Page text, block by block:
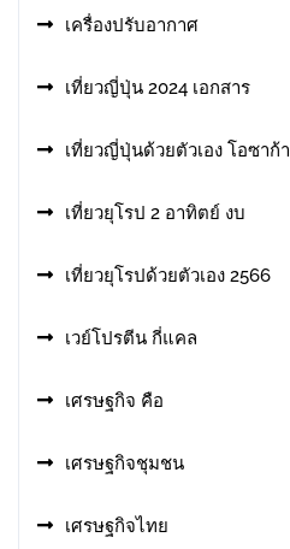
เครื่องปรับอากาศ
เที่ยวญี่ปุ่น 2024 เอกสาร
เที่ยวญี่ปุ่นด้วยตัวเอง โอซาก้า
เที่ยวยุโรป 2 อาทิตย์ งบ
เที่ยวยุโรปด้วยตัวเอง 2566
เวย์โปรตีน กี่แคล
เศรษฐกิจ คือ
เศรษฐกิจชุมชน
เศรษฐกิจไทย